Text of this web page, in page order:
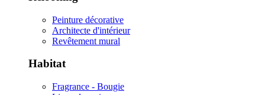
Peinture décorative
Architecte d'intérieur
Revêtement mural
Habitat
Fragrance - Bougie